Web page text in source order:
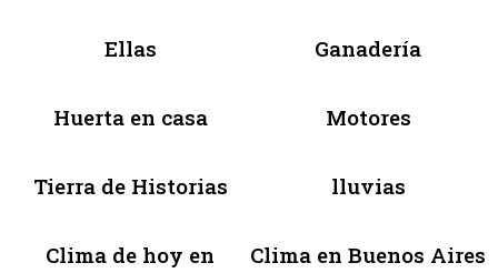
Ellas Ganadería
Huerta en casa Motores
Tierra de Historias lluvias
Clima de hoy en
Clima en Buenos Aires